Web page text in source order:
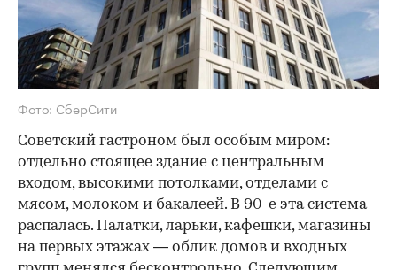
Фото: СберСити
Советский гастроном был особым миром:
отдельно стоящее здание с центральным
входом, высокими потолками, отделами с
мясом, молоком и бакалеей. В 90-е эта система
распалась. Палатки, ларьки, кафешки, магазины
на первых этажах — облик домов и входных